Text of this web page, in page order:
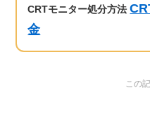
CRTモニター処分方法
金
この